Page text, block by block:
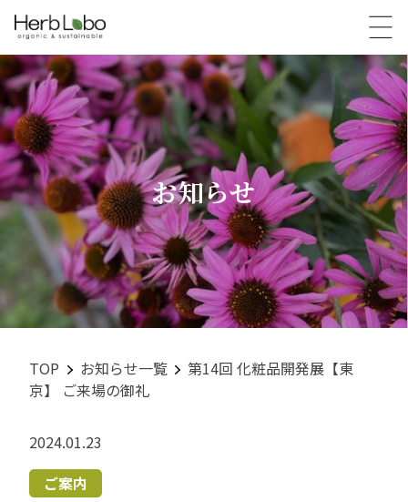
TOP トップ
ABOUT OEM こだわりのOEM
QUALITY 原料・R&D・製造
ORIGINALITY 独自性
INFORMATION
FAQ よくあるご質問
お知らせ
TOP お知らせ一覧
第14回 化粧品開発展【東
京】 ご来場の御礼
2024.01.23
ご案内